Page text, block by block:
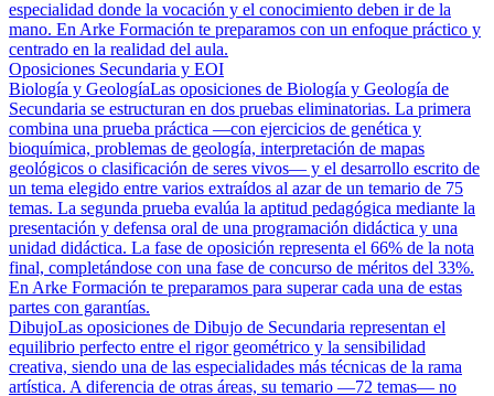
especialidad donde la vocación y el conocimiento deben ir de la
mano. En Arke Formación te preparamos con un enfoque práctico y
centrado en la realidad del aula.
Oposiciones Secundaria y EOI
Biología y GeologíaLas oposiciones de Biología y Geología de
Secundaria se estructuran en dos pruebas eliminatorias. La primera
combina una prueba práctica —con ejercicios de genética y
bioquímica, problemas de geología, interpretación de mapas
geológicos o clasificación de seres vivos— y el desarrollo escrito de
un tema elegido entre varios extraídos al azar de un temario de 75
temas. La segunda prueba evalúa la aptitud pedagógica mediante la
presentación y defensa oral de una programación didáctica y una
unidad didáctica. La fase de oposición representa el 66% de la nota
final, completándose con una fase de concurso de méritos del 33%.
En Arke Formación te preparamos para superar cada una de estas
partes con garantías.
DibujoLas oposiciones de Dibujo de Secundaria representan el
equilibrio perfecto entre el rigor geométrico y la sensibilidad
creativa, siendo una de las especialidades más técnicas de la rama
artística. A diferencia de otras áreas, su temario —72 temas— no